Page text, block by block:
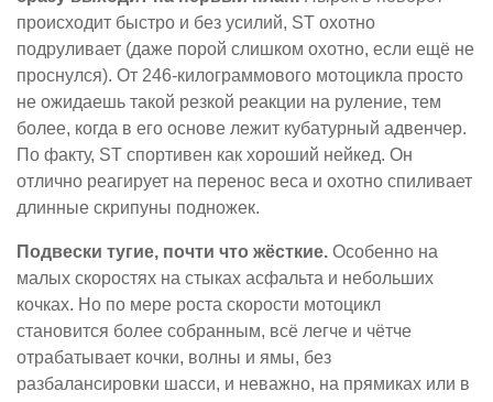
происходит быстро и без усилий, ST охотно
подруливает (даже порой слишком охотно, если ещё не
проснулся). От 246-килограммового мотоцикла просто
не ожидаешь такой резкой реакции на руление, тем
более, когда в его основе лежит кубатурный адвенчер.
По факту, ST спортивен как хороший нейкед. Он
отлично реагирует на перенос веса и охотно спиливает
длинные скрипуны подножек.
Подвески тугие, почти что жёсткие. Особенно на
малых скоростях на стыках асфальта и небольших
кочках. Но по мере роста скорости мотоцикл
становится более собранным, всё легче и чётче
отрабатывает кочки, волны и ямы, без
разбалансировки шасси, и неважно, на прямиках или в